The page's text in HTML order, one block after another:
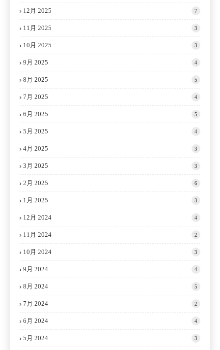
12月 2025 7
11月 2025 3
10月 2025 3
9月 2025 4
8月 2025 5
7月 2025 4
6月 2025 5
5月 2025 4
4月 2025 3
3月 2025 3
2月 2025 6
1月 2025 3
12月 2024 4
11月 2024 2
10月 2024 3
9月 2024 4
8月 2024 5
7月 2024 2
6月 2024 4
5月 2024 3